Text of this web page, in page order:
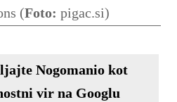
(Foto: pigac.si)
Nogomanio kot
vir na Googlu